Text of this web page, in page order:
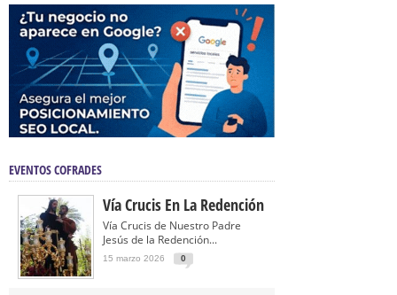
EVENTOS COFRADES
Vía Crucis En La Redención
Vía Crucis de Nuestro Padre
Jesús de la Redención...
15 marzo 2026 0